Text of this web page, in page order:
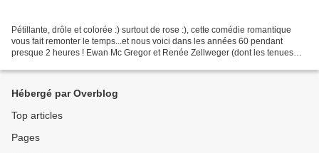
Pétillante, drôle et colorée :) surtout de rose :), cette comédie romantique
vous fait remonter le temps...et nous voici dans les années 60 pendant
presque 2 heures ! Ewan Mc Gregor et Renée Zellweger (dont les tenues
Hébergé par Overblog
Top articles
Pages